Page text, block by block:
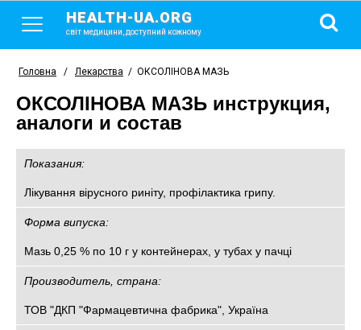
HEALTH-UA.ORG
світ медицини, доступний кожному
Головна / Лекарства / ОКСОЛІНОВА МАЗЬ
ОКСОЛІНОВА МАЗЬ инструкция,
аналоги и состав
Показания:
Лікування вірусного риніту, профілактика грипу.
Форма випуска:
Мазь 0,25 % по 10 г у контейнерах, у тубах у пачці
Производитель, страна:
ТОВ "ДКП "Фармацевтична фабрика", Україна